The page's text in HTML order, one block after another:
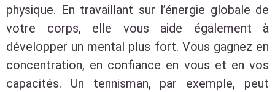
physique. En travaillant sur l’énergie globale de
votre corps, elle vous aide également à
développer un mental plus fort. Vous gagnez en
concentration, en confiance en vous et en vos
capacités. Un tennisman, par exemple, peut